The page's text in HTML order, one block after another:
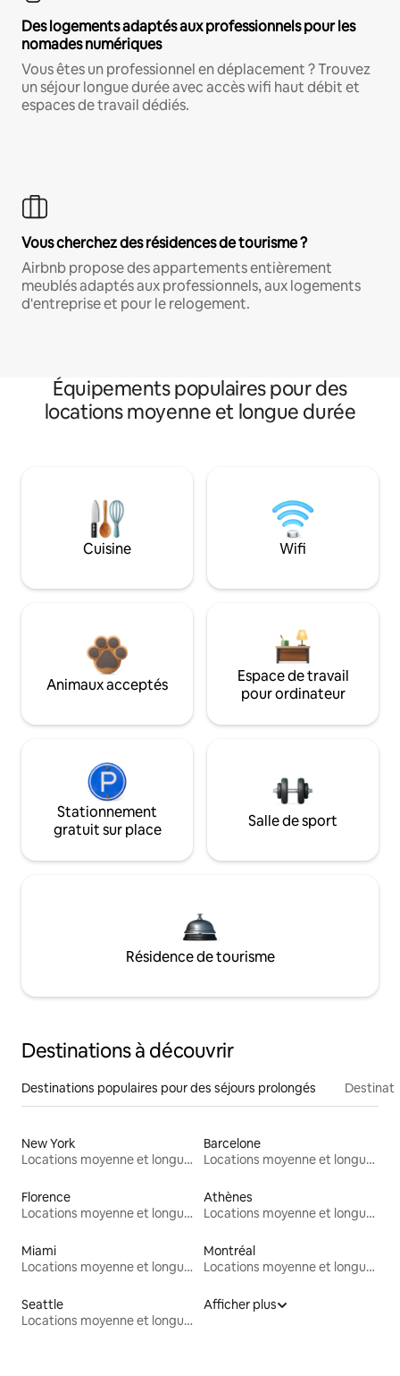
Des logements adaptés aux professionnels pour les
nomades numériques
Vous êtes un professionnel en déplacement ? Trouvez
un séjour longue durée avec accès wifi haut débit et
espaces de travail dédiés.
Vous cherchez des résidences de tourisme ?
Airbnb propose des appartements entièrement
meublés adaptés aux professionnels, aux logements
d'entreprise et pour le relogement.
Équipements populaires pour des
locations moyenne et longue durée
Cuisine Wifi
Animaux acceptés
Espace de travail
pour ordinateur
Stationnement
gratuit sur place
Salle de sport
Résidence de tourisme
Destinations à découvrir
Destinations populaires pour des séjours prolongés
New York
Locations moyenne et longue durée
Barcelone
Locations moyenne et longue durée
Florence
Locations moyenne et longue durée
Athènes
Locations moyenne et longue durée
Miami
Locations moyenne et longue durée
Montréal
Locations moyenne et longue durée
Seattle
Locations moyenne et longue durée
Afficher plus